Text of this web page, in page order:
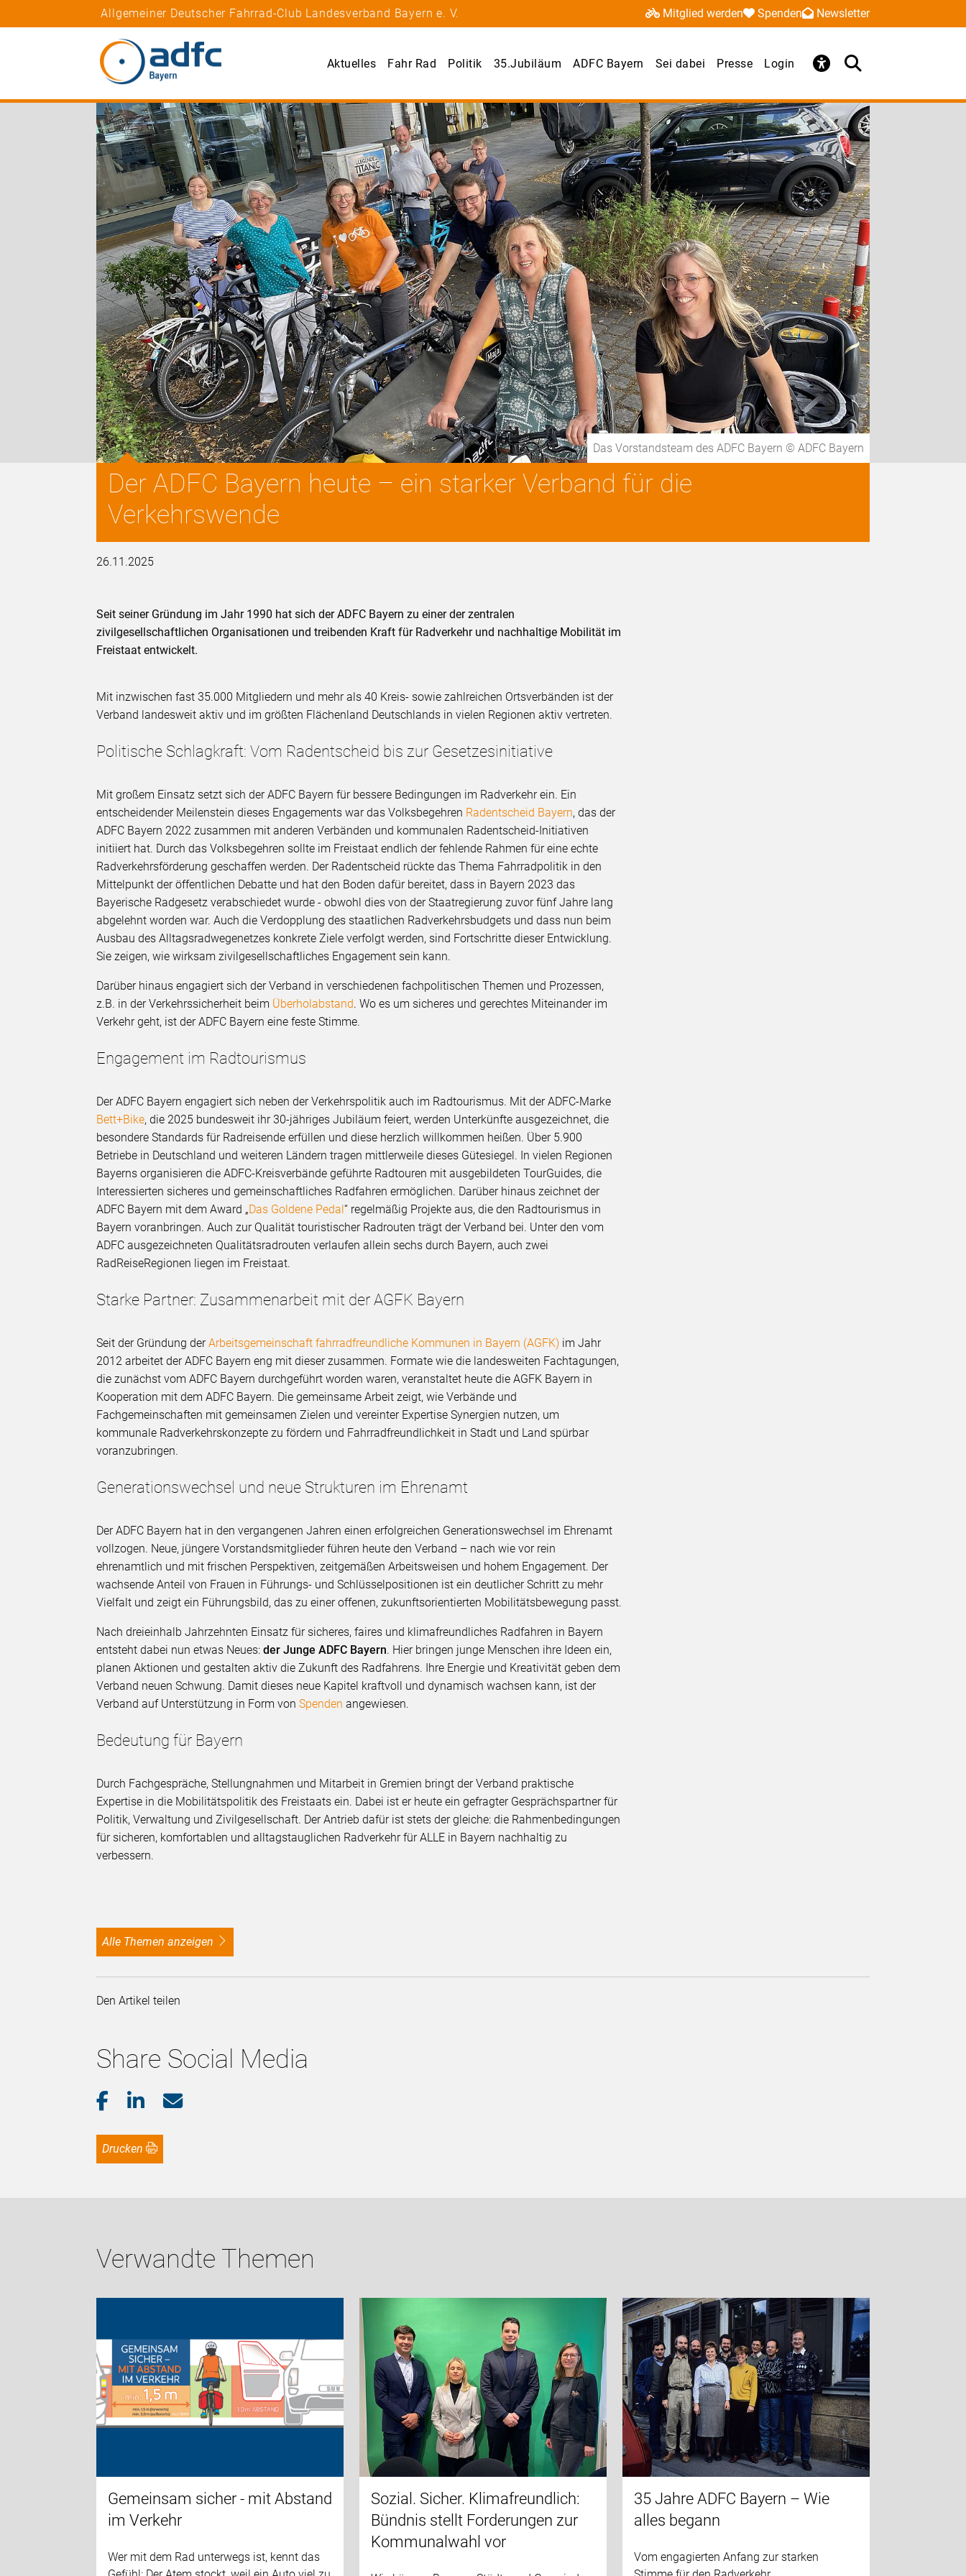
Allgemeiner Deutscher Fahrrad-Club Landesverband Bayern e. V. Mitglied werden Spenden Newsletter
Aktuelles Fahr Rad Politik 35.Jubiläum ADFC Bayern Sei dabei Presse Login
Das Vorstandsteam des ADFC Bayern © ADFC Bayern
Der ADFC Bayern heute – ein starker Verband für die
Verkehrswende
26.11.2025
Seit seiner Gründung im Jahr 1990 hat sich der ADFC Bayern zu einer der zentralen
zivilgesellschaftlichen Organisationen und treibenden Kraft für Radverkehr und nachhaltige Mobilität im
Freistaat entwickelt.
Mit inzwischen fast 35.000 Mitgliedern und mehr als 40 Kreis- sowie zahlreichen Ortsverbänden ist der
Verband landesweit aktiv und im größten Flächenland Deutschlands in vielen Regionen aktiv vertreten.
Politische Schlagkraft: Vom Radentscheid bis zur Gesetzesinitiative
Mit großem Einsatz setzt sich der ADFC Bayern für bessere Bedingungen im Radverkehr ein. Ein
entscheidender Meilenstein dieses Engagements war das Volksbegehren Radentscheid Bayern, das der
ADFC Bayern 2022 zusammen mit anderen Verbänden und kommunalen Radentscheid-Initiativen
initiiert hat. Durch das Volksbegehren sollte im Freistaat endlich der fehlende Rahmen für eine echte
Radverkehrsförderung geschaffen werden. Der Radentscheid rückte das Thema Fahrradpolitik in den
Mittelpunkt der öffentlichen Debatte und hat den Boden dafür bereitet, dass in Bayern 2023 das
Bayerische Radgesetz verabschiedet wurde - obwohl dies von der Staatregierung zuvor fünf Jahre lang
abgelehnt worden war. Auch die Verdopplung des staatlichen Radverkehrsbudgets und dass nun beim
Ausbau des Alltagsradwegenetzes konkrete Ziele verfolgt werden, sind Fortschritte dieser Entwicklung.
Sie zeigen, wie wirksam zivilgesellschaftliches Engagement sein kann.
Darüber hinaus engagiert sich der Verband in verschiedenen fachpolitischen Themen und Prozessen,
z.B. in der Verkehrssicherheit beim Überholabstand. Wo es um sicheres und gerechtes Miteinander im
Verkehr geht, ist der ADFC Bayern eine feste Stimme.
Engagement im Radtourismus
Der ADFC Bayern engagiert sich neben der Verkehrspolitik auch im Radtourismus. Mit der ADFC-Marke
Bett+Bike, die 2025 bundesweit ihr 30-jähriges Jubiläum feiert, werden Unterkünfte ausgezeichnet, die
besondere Standards für Radreisende erfüllen und diese herzlich willkommen heißen. Über 5.900
Betriebe in Deutschland und weiteren Ländern tragen mittlerweile dieses Gütesiegel. In vielen Regionen
Bayerns organisieren die ADFC-Kreisverbände geführte Radtouren mit ausgebildeten TourGuides, die
Interessierten sicheres und gemeinschaftliches Radfahren ermöglichen. Darüber hinaus zeichnet der
ADFC Bayern mit dem Award „Das Goldene Pedal“ regelmäßig Projekte aus, die den Radtourismus in
Bayern voranbringen. Auch zur Qualität touristischer Radrouten trägt der Verband bei. Unter den vom
ADFC ausgezeichneten Qualitätsradrouten verlaufen allein sechs durch Bayern, auch zwei
RadReiseRegionen liegen im Freistaat.
Starke Partner: Zusammenarbeit mit der AGFK Bayern
Seit der Gründung derArbeitsgemeinschaft fahrradfreundliche Kommunen in Bayern (AGFK) im Jahr
2012 arbeitet der ADFC Bayern eng mit dieser zusammen. Formate wie die landesweiten Fachtagungen,
die zunächst vom ADFC Bayern durchgeführt worden waren, veranstaltet heute die AGFK Bayern in
Kooperation mit dem ADFC Bayern. Die gemeinsame Arbeit zeigt, wie Verbände und
Fachgemeinschaften mit gemeinsamen Zielen und vereinter Expertise Synergien nutzen, um
kommunale Radverkehrskonzepte zu fördern und Fahrradfreundlichkeit in Stadt und Land spürbar
voranzubringen.
Generationswechsel und neue Strukturen im Ehrenamt
Der ADFC Bayern hat in den vergangenen Jahren einen erfolgreichen Generationswechsel im Ehrenamt
vollzogen. Neue, jüngere Vorstandsmitglieder führen heute den Verband – nach wie vor rein
ehrenamtlich und mit frischen Perspektiven, zeitgemäßen Arbeitsweisen und hohem Engagement. Der
wachsende Anteil von Frauen in Führungs- und Schlüsselpositionen ist ein deutlicher Schritt zu mehr
Vielfalt und zeigt ein Führungsbild, das zu einer offenen, zukunftsorientierten Mobilitätsbewegung passt.
Nach dreieinhalb Jahrzehnten Einsatz für sicheres, faires und klimafreundliches Radfahren in Bayern
entsteht dabei nun etwas Neues:der Junge ADFC Bayern. Hier bringen junge Menschen ihre Ideen ein,
planen Aktionen und gestalten aktiv die Zukunft des Radfahrens. Ihre Energie und Kreativität geben dem
Verband neuen Schwung. Damit dieses neue Kapitel kraftvoll und dynamisch wachsen kann, ist der
Verband auf Unterstützung in Form vonSpenden angewiesen.
Bedeutung für Bayern
Durch Fachgespräche, Stellungnahmen und Mitarbeit in Gremien bringt der Verband praktische
Expertise in die Mobilitätspolitik des Freistaats ein. Dabei ist er heute ein gefragter Gesprächspartner für
Politik, Verwaltung und Zivilgesellschaft. Der Antrieb dafür ist stets der gleiche: die Rahmenbedingungen
für sicheren, komfortablen und alltagstauglichen Radverkehr für ALLE in Bayern nachhaltig zu
verbessern.
alle Themen anzeigen
Den Artikel teilen
Share Social Media
Drucken
Verwandte Themen
Gemeinsam sicher - mit Abstand
im Verkehr
Wer mit dem Rad unterwegs ist, kennt das
Sozial. Sicher. Klimafreundlich:
Bündnis stellt Forderungen zur
Kommunalwahl vor
35 Jahre ADFC Bayern – Wie
alles begann
Vom engagierten Anfang zur starken